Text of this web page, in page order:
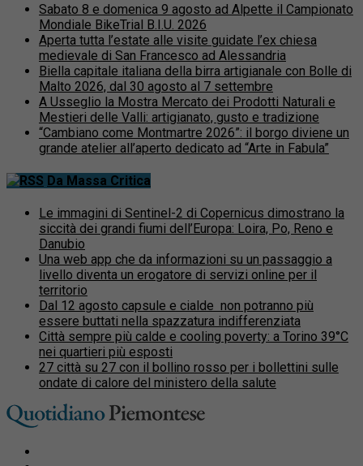
Sabato 8 e domenica 9 agosto ad Alpette il Campionato
Mondiale BikeTrial B.I.U. 2026
Aperta tutta l’estate alle visite guidate l’ex chiesa
medievale di San Francesco ad Alessandria
Biella capitale italiana della birra artigianale con Bolle di
Malto 2026, dal 30 agosto al 7 settembre
A Usseglio la Mostra Mercato dei Prodotti Naturali e
Mestieri delle Valli: artigianato, gusto e tradizione
“Cambiano come Montmartre 2026”: il borgo diviene un
grande atelier all’aperto dedicato ad “Arte in Fabula”
Da Massa Critica
Le immagini di Sentinel-2 di Copernicus dimostrano la
siccità dei grandi fiumi dell’Europa: Loira, Po, Reno e
Danubio
Una web app che da informazioni su un passaggio a
livello diventa un erogatore di servizi online per il
territorio
Dal 12 agosto capsule e cialde non potranno più
essere buttati nella spazzatura indifferenziata
Città sempre più calde e cooling poverty: a Torino 39°C
nei quartieri più esposti
27 città su 27 con il bollino rosso per i bollettini sulle
ondate di calore del ministero della salute